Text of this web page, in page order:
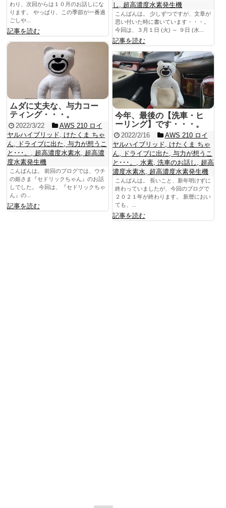
わり、次回からは１０月のお話しにな
ります。 やっぱり、この季節が一番過
ごしや...
記事を読む
し
超高濃度水素発生機
こんばんは。 少しずつですが、文章が
思い付いた時に書いています・・・。
今回は、３月１日 (火) ～ ９日 (水...
記事を読む
ムダに丈夫な、与力コー
ティング・・・。
2022/3/22
AWS 210 ロイ
ヤルハイブリッド
けたくま ちゃ
ん
ドライブに出た 与力が想うこ
と･･･。
超高濃度水素水
超高濃
度水素発生機
こんばんは。 前回のブログでは、ウチ
の姫さま『セドリックちゃん』のお話
しでした。 今回は、『セドリックちゃ
ん』の...
記事を読む
今年、最後の【洗車・ヒ
ーリング】です・・・。
2022/2/16
AWS 210 ロイ
ヤルハイブリッド
けたくま ちゃ
ん
ドライブに出た ,与力が想うこ
と･･･。
,水素 ,洗車のお話し
超高
濃度水素水
超高濃度水素発生機
こんばんは。 長いこと、新年明けずに
終わっていましたが、今回のブログで
２０２１年が終わります。 新暦におい
ても、...
記事を読む